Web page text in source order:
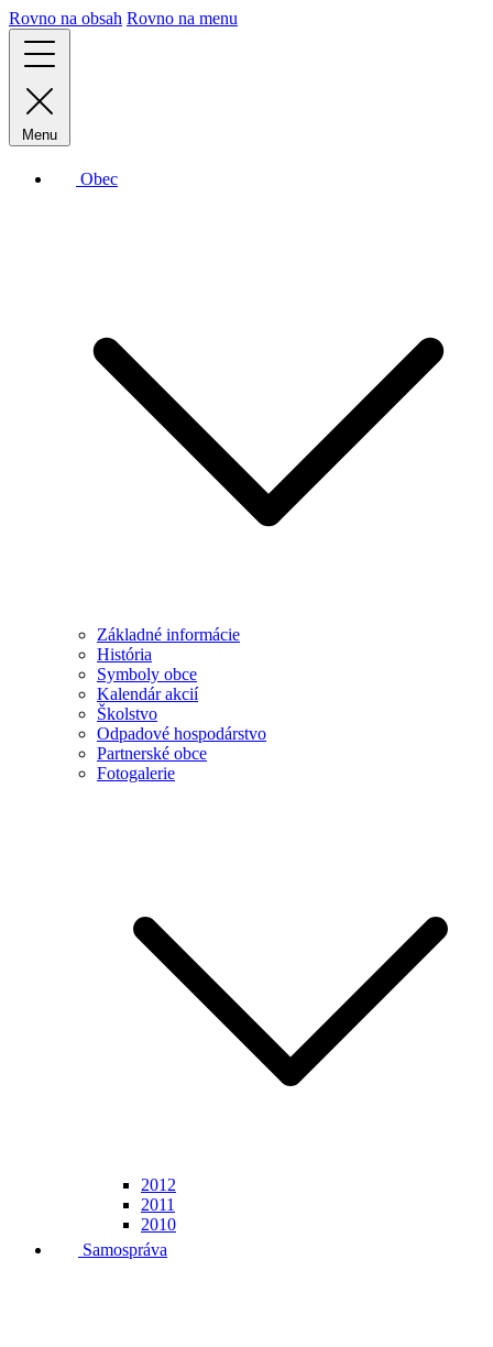
Rovno na obsah Rovno na menu
Menu
Obec
Základné informácie
História
Symboly obce
Kalendár akcií
Školstvo
Odpadové hospodárstvo
Partnerské obce
Fotogalerie
2012
2011
2010
Samospráva